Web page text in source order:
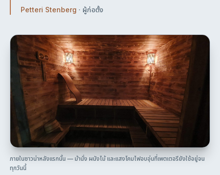
Petteri Stenberg · ผู้ก่อตั้ง
ภายในซาวน่าหลังแรกนั้น — ม้านั่ง ผนังไม้ และแสงโคมไฟอบอุ่นที่เพตเตอรียังใช้อยู่จน
ทุกวันนี้